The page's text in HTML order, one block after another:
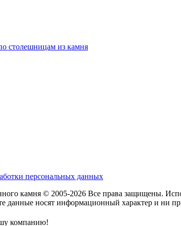
столешницам из камня
персональных данных
камня © 2005-2026 Все права защищены.
данные носят информационный характер и ни
компанию!